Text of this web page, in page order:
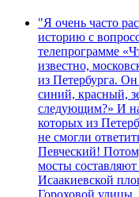
"Я очень часто
историю с
телепрограмме
известно,
из Петербурга. Он
синий, красный,
следующим?» И
которых из
не смогли
Певческий!
мосты
Исаакиевской
Гороховой улицы,